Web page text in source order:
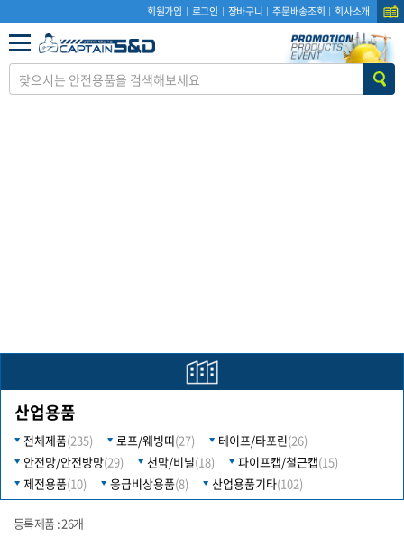
회원가입 로그인 장바구니 주문배송조회 회사소개
산업용품
전체제품(235) 로프/웨빙띠(27) 테이프/타포린(26)
안전망/안전방망(29) 천막/비닐(18) 파이프캡/철근캡(15)
제전용품(10) 응급비상용품(8) 산업용품기타(102)
등록제품 : 26개